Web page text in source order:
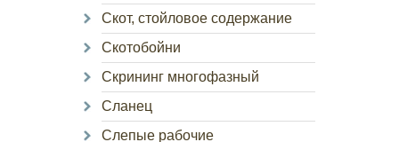
Скот, стойловое содержание
Скотобойни
Скрининг многофазный
Сланец
Слепые рабочие